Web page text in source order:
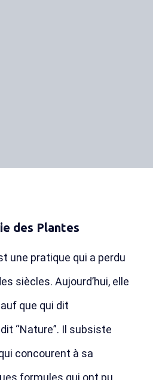
des Plantes
une pratique qui a perdu
siècles. Aujourd’hui, elle
que qui dit
“Nature”. Il subsiste
concourent à sa
formules qui ont pu